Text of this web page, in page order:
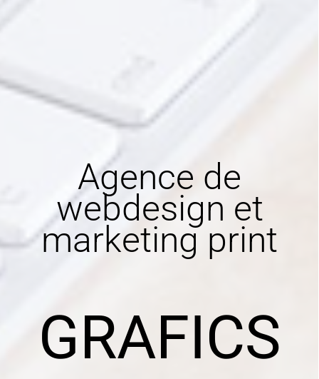
Agence de
webdesign et
marketing print
GRAFICS